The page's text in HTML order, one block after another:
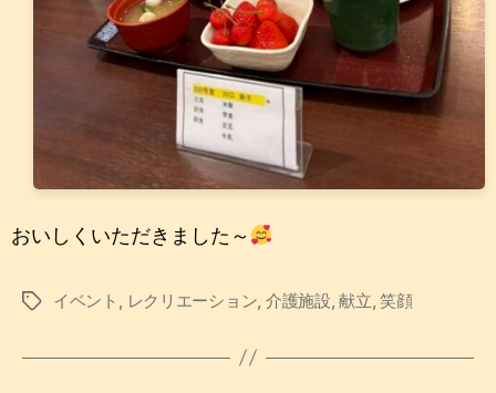
おいしくいただきました～
タ
イベント , レクリエーション, 介護施設,献立,笑顔